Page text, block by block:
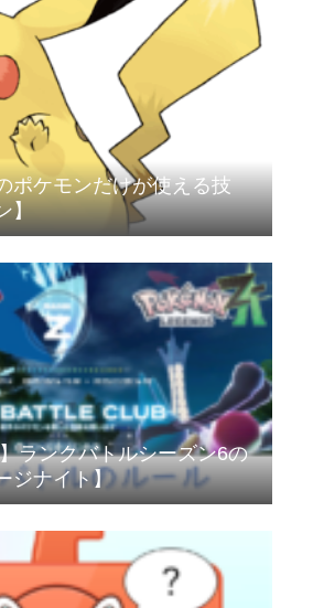
ポケモンだけが使える技
】
ランクバトルシーズン6の
ジナイト】